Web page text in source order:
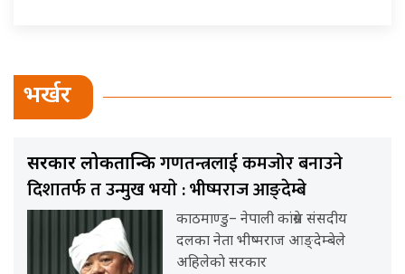
भर्खर
सरकार लोकतान्त्रिकगणतन्त्रलाई कमजोर बनाउने
दिशातर्फ त उन्मुख भयाे : भीष्मराज आङ्देम्बे
काठमाण्डु– नेपाली कांग्रेस संसदीय
दलका नेता भीष्मराज आङ्देम्बेले
अहिलेकाे सरकार